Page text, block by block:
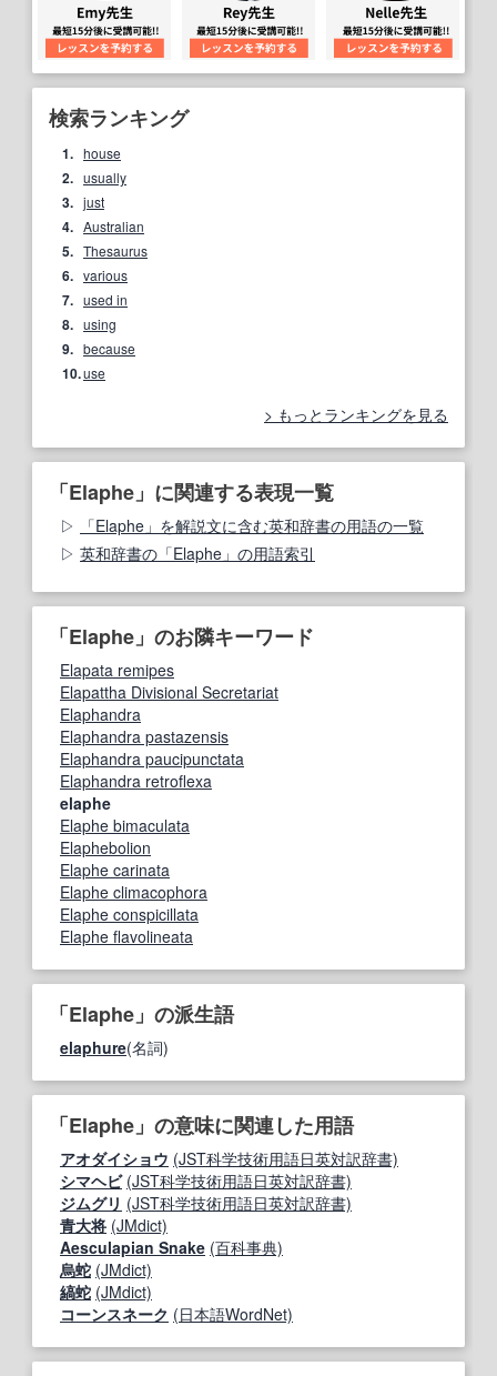
検索ランキング
1. house
2. usually
3. just
4. Australian
5. Thesaurus
6. various
7. used in
8. using
9. because
10.use
もっとランキングを見る
「Elaphe」に関連する表現一覧
「Elaphe」を解説文に含む英和辞書の用語の一覧
英和辞書の「Elaphe」の用語索引
「Elaphe」のお隣キーワード
Elapata remipes
Elapattha Divisional Secretariat
Elaphandra
Elaphandra pastazensis
Elaphandra paucipunctata
Elaphandra retroflexa
elaphe
Elaphe bimaculata
Elaphebolion
Elaphe carinata
Elaphe climacophora
Elaphe conspicillata
Elaphe flavolineata
「Elaphe」の派生語
elaphure(名詞)
「Elaphe」の意味に関連した用語
アオダイショウ (JST科学技術用語日英対訳辞書)
シマヘビ (JST科学技術用語日英対訳辞書)
ジムグリ (JST科学技術用語日英対訳辞書)
青大将 (JMdict)
Aesculapian Snake (百科事典)
烏蛇 (JMdict)
縞蛇 (JMdict)
コーンスネーク (日本語WordNet)